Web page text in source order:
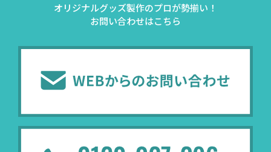
オリジナルグッズ製作のプロが勢揃い！
お問い合わせはこちら